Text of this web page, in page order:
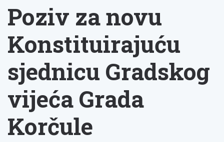
Poziv za novu
Konstituirajuću
sjednicu Gradskog
vijeća Grada
Korčule